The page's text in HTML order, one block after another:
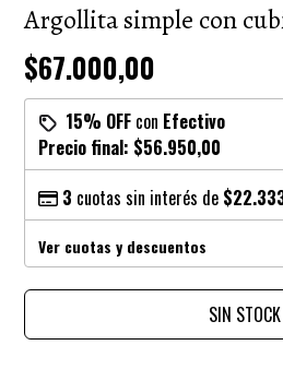
Argollita simple con
$67.000,00
15% OFF con Efectivo
Precio final: $56.950,00
3 cuotas sin interés de
Ver cuotas y descuentos
SIN STOCK